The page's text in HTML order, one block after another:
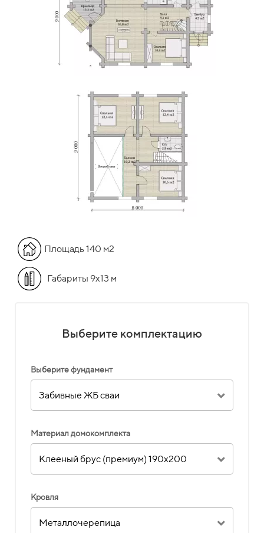
Площадь 140 м2
Габариты 9х13 м
Выберите комплектацию
Выберите фундамент
Забивные ЖБ сваи
Материал домокомплекта
Клееный брус (премиум) 190х200
Кровля
Металлочерепица